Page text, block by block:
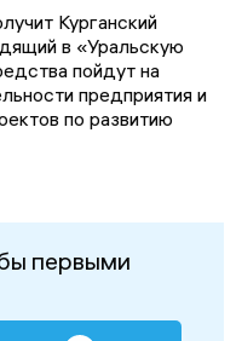
Курганский
в «Уральскую
пойдут на
предприятия и
по развитию
первыми